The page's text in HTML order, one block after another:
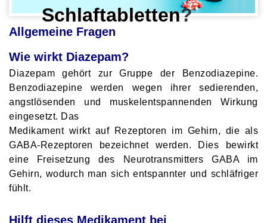
Schlaftabletten?
Allgemeine Fragen
Wie wirkt Diazepam?
Diazepam gehört zur Gruppe der Benzodiazepine.
Benzodiazepine werden wegen ihrer sedierenden,
angstlösenden und muskelentspannenden Wirkung
eingesetzt. Das
Medikament wirkt auf Rezeptoren im Gehirn, die als
GABA-Rezeptoren bezeichnet werden. Dies bewirkt
eine Freisetzung des Neurotransmitters GABA im
Gehirn, wodurch man sich entspannter und schläfriger
fühlt.
Hilft dieses Medikament bei